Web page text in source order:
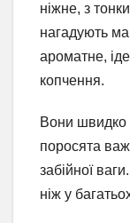
ніжне, з
нагадують
ароматне,
копчення.
Вони швидко
поросята
забійної
ніж у